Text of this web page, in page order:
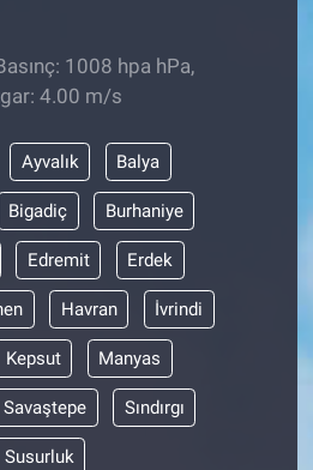
1008 hpa hPa,
4.00 m/s
Ayvalık Balya
Bigadiç Burhaniye
Edremit Erdek
Havran İvrindi
Kepsut Manyas
Savaştepe Sındırgı
Susurluk